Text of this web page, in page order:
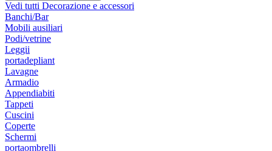
Vedi tutti Decorazione e accessori
Banchi/Bar
Mobili ausiliari
Podi/vetrine
Leggii
portadepliant
Lavagne
Armadio
Appendiabiti
Tappeti
Cuscini
Coperte
Schermi
portaombrelli